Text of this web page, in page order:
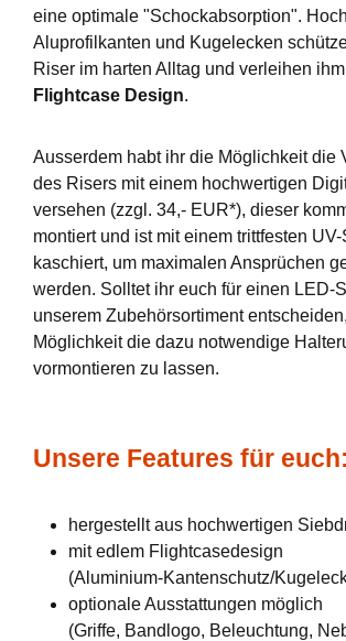
eine optimale "Schockabsorption".
Aluprofilkanten und Kugelecken
Riser im harten Alltag und verleihen
Flightcase Design.
Ausserdem habt ihr die Möglichkeit die
des Risers mit einem hochwertigen
versehen (zzgl. 34,- EUR*), dieser
montiert und ist mit einem trittfesten
kaschiert, um maximalen Ansprüchen
werden. Solltet ihr euch für einen LED-
unserem Zubehörsortiment
Möglichkeit die dazu notwendige
vormontieren zu lassen.
Unsere Features für euch:
hergestellt aus hochwertigen
mit edlem Flightcasedesign
(Aluminium-Kantenschutz/
optionale Ausstattungen möglich
(Griffe, Bandlogo, Beleuchtung,